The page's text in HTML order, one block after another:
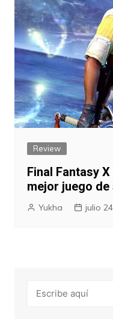
Review
Final Fantasy
mejor juego de
Yukha julio